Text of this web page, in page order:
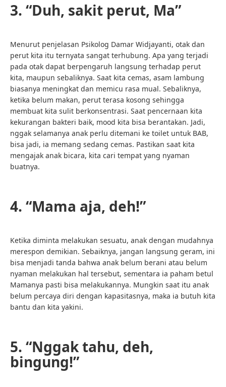
3. “Duh, sakit perut, Ma”
Menurut penjelasan Psikolog Damar Widjayanti, otak dan
perut kita itu ternyata sangat terhubung. Apa yang terjadi
pada otak dapat berpengaruh langsung terhadap perut
kita, maupun sebaliknya. Saat kita cemas, asam lambung
biasanya meningkat dan memicu rasa mual. Sebaliknya,
ketika belum makan, perut terasa kosong sehingga
membuat kita sulit berkonsentrasi. Saat pencernaan kita
kekurangan bakteri baik, mood kita bisa berantakan. Jadi,
nggak selamanya anak perlu ditemani ke toilet untuk BAB,
bisa jadi, ia memang sedang cemas. Pastikan saat kita
mengajak anak bicara, kita cari tempat yang nyaman
buatnya.
4. “Mama aja, deh!”
Ketika diminta melakukan sesuatu, anak dengan mudahnya
merespon demikian. Sebaiknya, jangan langsung geram, ini
bisa menjadi tanda bahwa anak belum berani atau belum
nyaman melakukan hal tersebut, sementara ia paham betul
Mamanya pasti bisa melakukannya. Mungkin saat itu anak
belum percaya diri dengan kapasitasnya, maka ia butuh kita
bantu dan kita yakini.
5. “Nggak tahu, deh,
bingung!”